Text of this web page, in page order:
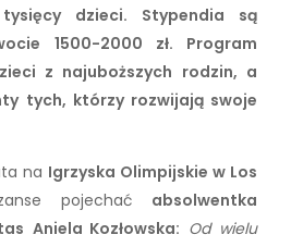
dzieci. Stypendia są
1500-2000 zł. Program
z najuboższych rodzin, a
tych, którzy rozwijają swoje
na Igrzyska Olimpijskie w Los
pojechać absolwentka
Aniela Kozłowska: Od wielu